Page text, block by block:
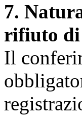
7.
rifiuto di
Il